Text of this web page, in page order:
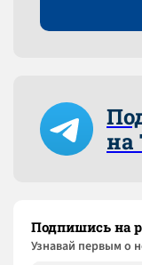
на
Подпишись на
Узнaвай первым о